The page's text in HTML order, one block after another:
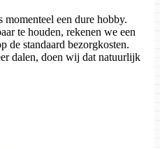
momenteel een dure hobby.
te houden, rekenen we een
de standaard bezorgkosten.
dalen, doen wij dat natuurlijk